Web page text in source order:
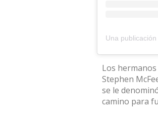
Una
Los
Stephen
se le
camino para